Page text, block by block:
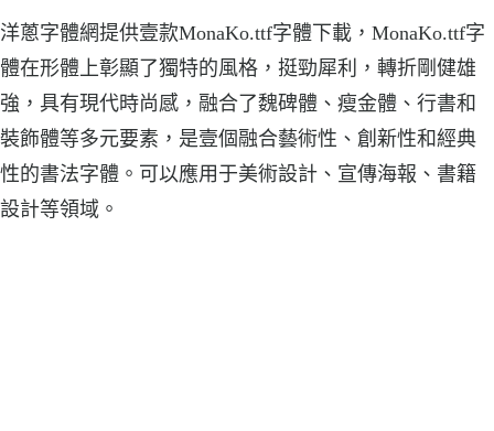
洋蔥字體網提供壹款MonaKo.ttf字體下載，MonaKo.ttf字
體在形體上彰顯了獨特的風格，挺勁犀利，轉折剛健雄
強，具有現代時尚感，融合了魏碑體、瘦金體、行書和
裝飾體等多元要素，是壹個融合藝術性、創新性和經典
性的書法字體。可以應用于美術設計、宣傳海報、書籍
設計等領域。